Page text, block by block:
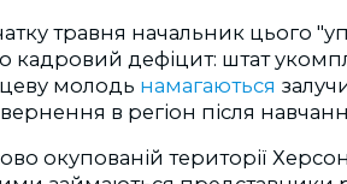
травня начальник цього
кадровий дефіцит: штат
молодь намагаються
в регіон після
окупованій території